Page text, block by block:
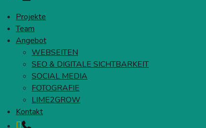
Projekte
Team
Angebot
WEBSEITEN
SEO & DIGITALE SICHTBARKEIT
SOCIAL MEDIA
FOTOGRAFIE
LIME2GROW
Kontakt